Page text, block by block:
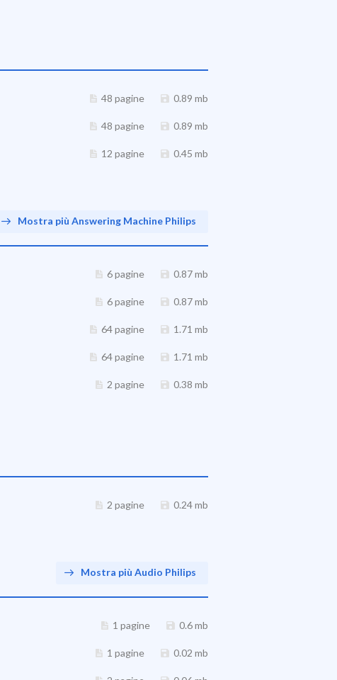
48 pagine 0.89 mb
48 pagine 0.89 mb
12 pagine 0.45 mb
Mostra più Answering Machine Philips
6 pagine 0.87 mb
6 pagine 0.87 mb
64 pagine 1.71 mb
64 pagine 1.71 mb
2 pagine 0.38 mb
2 pagine 0.24 mb
Mostra più Audio Philips
1 pagine 0.6 mb
1 pagine 0.02 mb